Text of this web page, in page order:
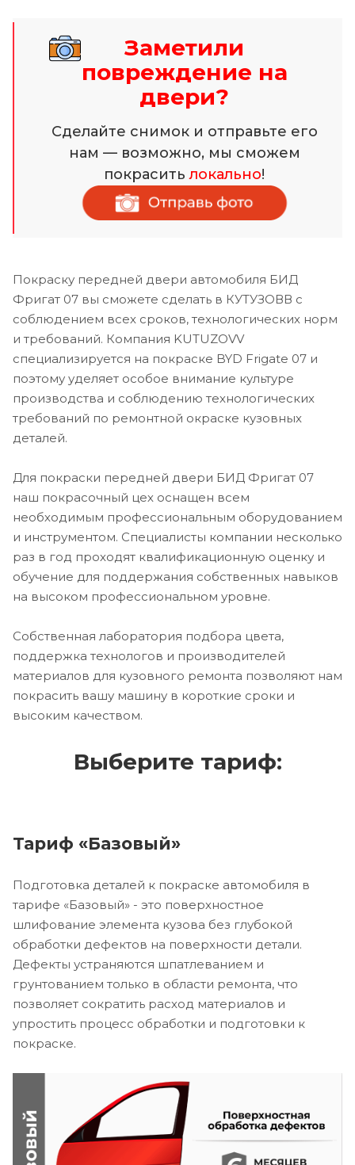
Заметили
повреждение на
двери?
Сделайте снимок и отправьте его
нам — возможно, мы сможем
покраситьлокально!
Покраску передней двери автомобиля БИД
Фригат 07 вы сможете сделать в КУТУЗОВВ с
соблюдением всех сроков, технологических норм
и требований. Компания KUTUZOVV
специализируется на покраске BYD Frigate 07 и
поэтому уделяет особое внимание культуре
производства и соблюдению технологических
требований по ремонтной окраске кузовных
деталей.
Для покраски передней двери БИД Фригат 07
наш покрасочный цех оснащен всем
необходимым профессиональным оборудованием
и инструментом. Специалисты компании несколько
раз в год проходят квалификационную оценку и
обучение для поддержания собственных навыков
на высоком профессиональном уровне.
Собственная лаборатория подбора цвета,
поддержка технологов и производителей
материалов для кузовного ремонта позволяют нам
покрасить вашу машину в короткие сроки и
высоким качеством.
Выберите тариф:
Тариф «Базовый»
Подготовка деталей к покраске автомобиля в
тарифе «Базовый» - это поверхностное
шлифование элемента кузова без глубокой
обработки дефектов на поверхности детали.
Дефекты устраняются шпатлеванием и
грунтованием только в области ремонта, что
позволяет сократить расход материалов и
упростить процесс обработки и подготовки к
покраске.